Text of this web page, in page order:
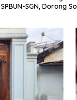
Adu Data dan